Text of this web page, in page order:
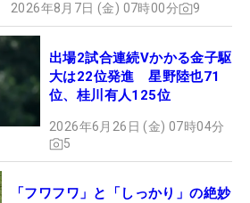
2026年8月7日 (金) 07時00分 9
出場2試合連続Vかかる金子駆
大は22位発進 星野陸也71
位、桂川有人125位
2026年6月26日 (金) 07時04分
5
「フワフワ」と「しっかり」の絶妙